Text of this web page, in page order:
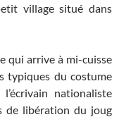
village situé dans
qui arrive à mi-cuisse
typiques du costume
nationaliste
de libération du joug